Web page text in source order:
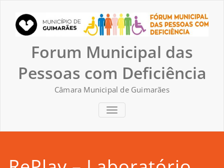
content
Forum Municipal das
Pessoas com Deficiência
Câmara Municipal de Guimarães
TOGGLE NAVIGATION